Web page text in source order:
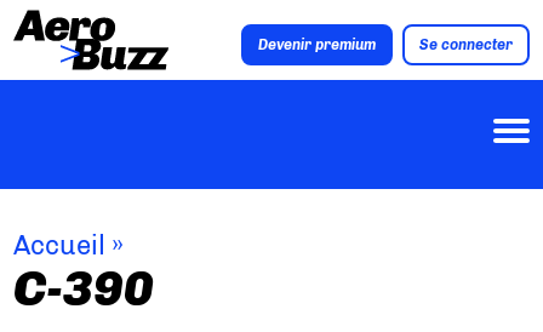
Devenir premium Se connecter
Accueil »
C-390